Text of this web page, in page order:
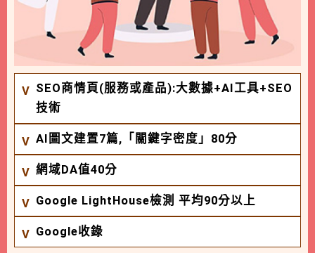
SEO商情頁(服務或產品):大數據+AI工具+SEO
技術
AI圖文建置7篇,「關鍵字密度」80分
網域DA值40分
Google LightHouse檢測 平均90分以上
Google收錄